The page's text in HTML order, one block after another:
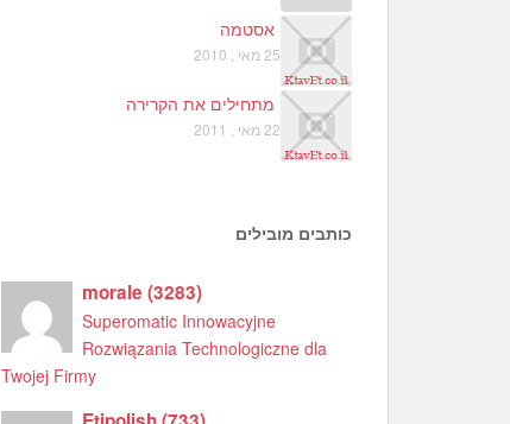
אסטמה
25 מאי , 2010
מתחילים את הקרירה
22 מאי , 2011
כותבים מובילים
morale(3283)
Superomatic Innowacyjne
Rozwiązania Technologiczne dla
Twojej Firmy